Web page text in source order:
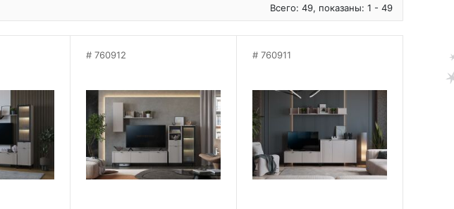
Всего: 49, показаны: 1 - 49
760912 760911